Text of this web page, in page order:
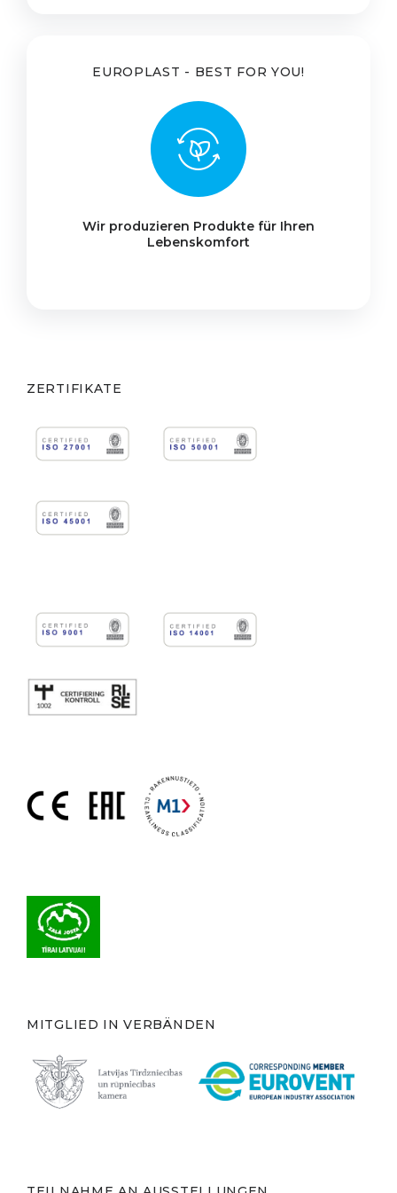
EUROPLAST - BEST FOR YOU!
Wir produzieren Produkte für Ihren
Lebenskomfort
ZERTIFIKATE
MITGLIED IN VERBÄNDEN